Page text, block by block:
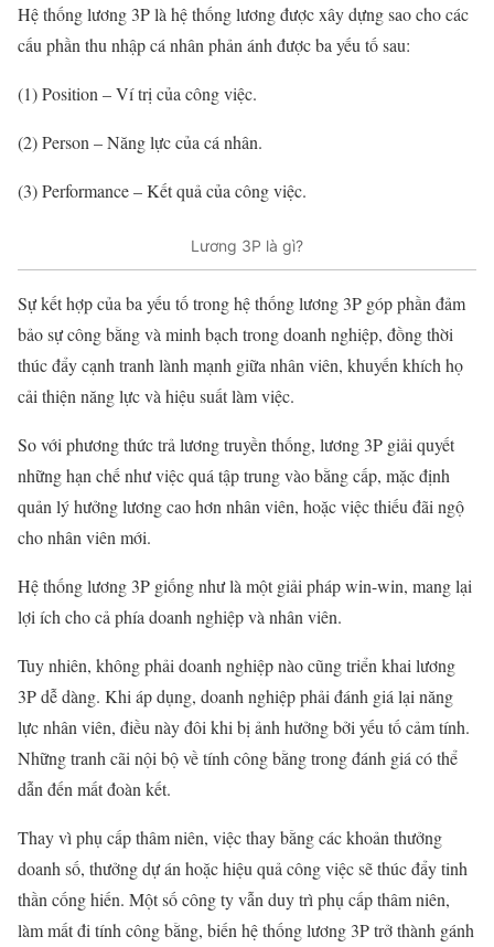
Hệ thống lương 3P là hệ thống lương được xây dựng sao cho các
cấu phần thu nhập cá nhân phản ánh được ba yếu tố sau:
(1) Position – Ví trị của công việc.
(2) Person – Năng lực của cá nhân.
(3) Performance – Kết quả của công việc.
Lương 3P là gì?
Sự kết hợp của ba yếu tố trong hệ thống lương 3P góp phần đảm
bảo sự công bằng và minh bạch trong doanh nghiệp, đồng thời
thúc đẩy cạnh tranh lành mạnh giữa nhân viên, khuyến khích họ
cải thiện năng lực và hiệu suất làm việc.
So với phương thức trả lương truyền thống, lương 3P giải quyết
những hạn chế như việc quá tập trung vào bằng cấp, mặc định
quản lý hưởng lương cao hơn nhân viên, hoặc việc thiếu đãi ngộ
cho nhân viên mới.
Hệ thống lương 3P giống như là một giải pháp win-win, mang lại
lợi ích cho cả phía doanh nghiệp và nhân viên.
Tuy nhiên, không phải doanh nghiệp nào cũng triển khai lương
3P dễ dàng. Khi áp dụng, doanh nghiệp phải đánh giá lại năng
lực nhân viên, điều này đôi khi bị ảnh hưởng bởi yếu tố cảm tính.
Những tranh cãi nội bộ về tính công bằng trong đánh giá có thể
dẫn đến mất đoàn kết.
Thay vì phụ cấp thâm niên, việc thay bằng các khoản thưởng
doanh số, thưởng dự án hoặc hiệu quả công việc sẽ thúc đẩy tinh
thần cống hiến. Một số công ty vẫn duy trì phụ cấp thâm niên,
làm mất đi tính công bằng, biến hệ thống lương 3P trở thành gánh